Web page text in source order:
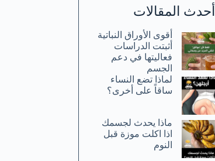
أحدث المقالات
أقوى الأوراق النباتية
أثبتت الدراسات
فعاليتها في دعم
الجسم
لماذا تضع النساء
ساقاً على أخرى؟
ماذا يحدث لجسمك
اذا اكلت موزة قبل
النوم